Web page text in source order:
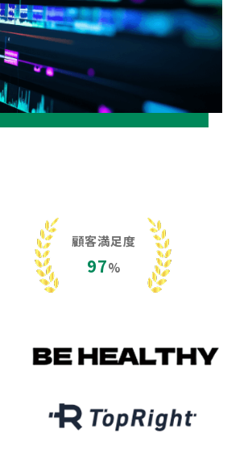
顧客満足度
97%